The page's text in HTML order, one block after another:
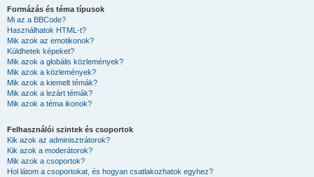
Formázás és téma típusok
Mi az a BBCode?
Használhatok HTML-t?
Mik azok az emotikonok?
Küldhetek képeket?
Mik azok a globális közlemények?
Mik azok a közlemények?
Mik azok a kiemelt témák?
Mik azok a lezárt témák?
Mik azok a téma ikonok?
Felhasználói szintek és csoportok
Kik azok az adminisztrátorok?
Kik azok a moderátorok?
Mik azok a csoportok?
Hol látom a csoportokat, és hogyan csatlakozhatok egyhez?